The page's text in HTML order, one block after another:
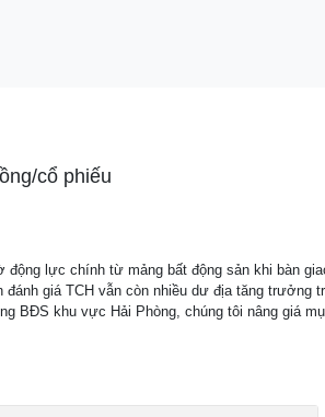
cổ phiếu
lực chính từ mảng bất động sản khi bàn
giá TCH vẫn còn nhiều dư địa tăng trưởng
BĐS khu vực Hải Phòng, chúng tôi nâng giá